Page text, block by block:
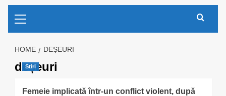
Menu
HOME DEȘEURI
deșeuri
Stiri
Femeie implicată într-un conflict violent, după